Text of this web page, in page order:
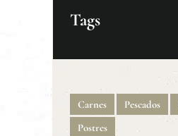
Tags
Carnes Pescados
Postres